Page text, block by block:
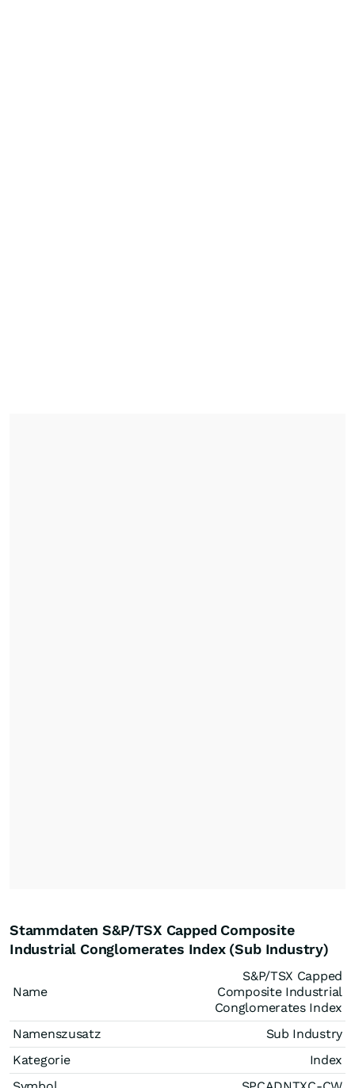
Stammdaten S&P/TSX Capped Composite
Industrial Conglomerates Index (Sub Industry)
Name
S&P/TSX Capped
Composite Industrial
Conglomerates Index
Namenszusatz
Sub Industry
Kategorie
Index